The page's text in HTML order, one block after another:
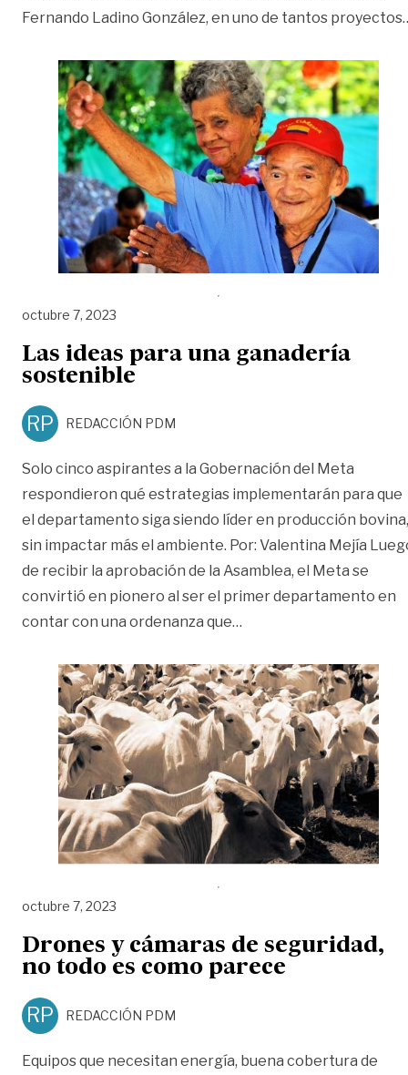
Fernando Ladino González, en uno de tantos proyectos
octubre 7, 2023
Las ideas para una ganadería
sostenible
RP REDACCIÓN PDM
Solo cinco aspirantes a la Gobernación del Meta
respondieron qué estrategias implementarán para que
el departamento siga siendo líder en producción bovina,
sin impactar más el ambiente. Por: Valentina Mejía
de recibir la aprobación de la Asamblea, el Meta se
convirtió en pionero al ser el primer departamento en
contar con una ordenanza que…
octubre 7, 2023
Drones y cámaras de seguridad,
no todo es como parece
RP REDACCIÓN PDM
Equipos que necesitan energía, buena cobertura de